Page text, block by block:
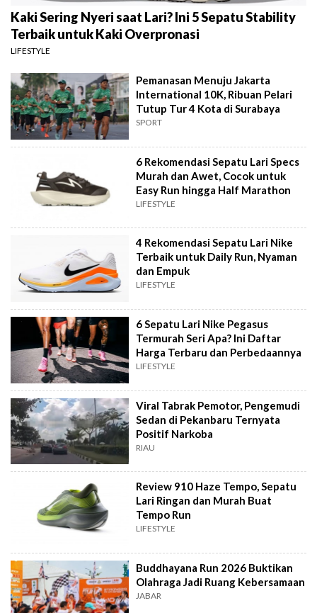
Kaki Sering Nyeri saat Lari? Ini 5 Sepatu Stability
Terbaik untuk Kaki Overpronasi
LIFESTYLE
Pemanasan Menuju Jakarta
International 10K, Ribuan Pelari
Tutup Tur 4 Kota di Surabaya
SPORT
6 Rekomendasi Sepatu Lari Specs
Murah dan Awet, Cocok untuk
Easy Run hingga Half Marathon
LIFESTYLE
4 Rekomendasi Sepatu Lari Nike
Terbaik untuk Daily Run, Nyaman
dan Empuk
LIFESTYLE
6 Sepatu Lari Nike Pegasus
Termurah Seri Apa? Ini Daftar
Harga Terbaru dan Perbedaannya
LIFESTYLE
Viral Tabrak Pemotor, Pengemudi
Sedan di Pekanbaru Ternyata
Positif Narkoba
RIAU
Review 910 Haze Tempo, Sepatu
Lari Ringan dan Murah Buat
Tempo Run
LIFESTYLE
Buddhayana Run 2026 Buktikan
Olahraga Jadi Ruang Kebersamaan
JABAR